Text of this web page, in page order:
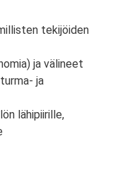
tekijöiden
ja välineet
ja
lähipiirille,